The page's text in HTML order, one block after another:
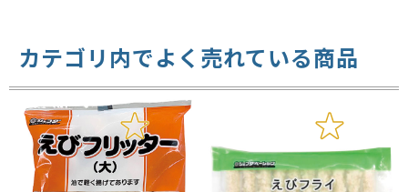
カテゴリ内でよく売れている商品